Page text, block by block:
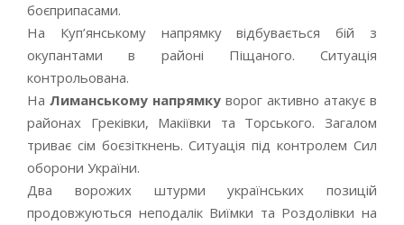
боєприпасами.
На Куп’янському напрямку відбувається бій з
окупантами в районі Піщаного. Ситуація
контрольована.
На Лиманському напрямку ворог активно атакує в
районах Греківки, Макіївки та Торського. Загалом
триває сім боєзіткнень. Ситуація під контролем Сил
оборони України.
Два ворожих штурми українських позицій
продовжуються неподалік Виїмки та Роздолівки на